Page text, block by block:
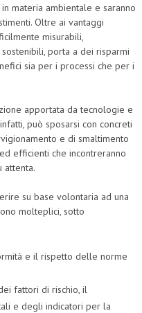
materia ambientale e saranno
Oltre ai vantaggi
misurabili,
porta a dei risparmi
sia per i processi che per i
apportata da tecnologie e
può sposarsi con concreti
e di smaltimento
efficienti che incontreranno
attenta.
su base volontaria ad una
molteplici, sotto
e il rispetto delle norme
fattori di rischio, il
e degli indicatori per la